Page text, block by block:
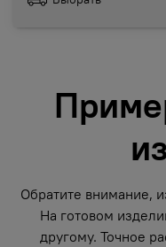
Обратите внимание,
На готовом
другому. Точное